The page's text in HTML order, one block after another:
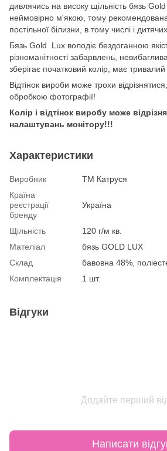
дивлячись на високу щільність бязь
неймовірно м'якою, тому
постільної білизни, в тому числі і
Бязь Gold Lux володіє бездоганною
різноманітності забарвлень,
зберігає початковий колір, має тривалий
Відтінок вироби може трохи
обробкою фотографії!
Колір і відтінок виробу може
налаштувань монітору!!!
Характеристики
Виробник
ТМ Катруся
Країна
реєстрації
бренду
Україна
Щільність
120 г/м кв.
Мателіал
бязь GOLD LUX
Склад
бавовна 48%,
Комплектація
1 шт.
Відгуки
Додайте перший
Написати